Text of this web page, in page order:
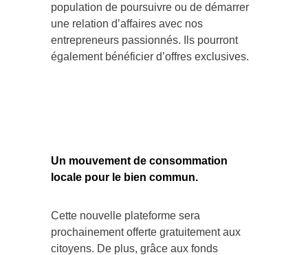
population de poursuivre ou de démarrer
une relation d’affaires avec nos
entrepreneurs passionnés. Ils pourront
également bénéficier d’offres exclusives.
Un mouvement de consommation
locale pour le bien commun.
Cette nouvelle plateforme sera
prochainement offerte gratuitement aux
citoyens. De plus, grâce aux fonds